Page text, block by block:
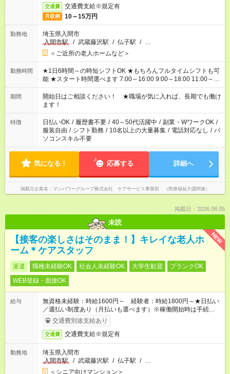
交通費 交通費支給※規定有
月収例 10～15万円
勤務地
埼玉県入間市
入間市駅
/ 武蔵藤沢駅 / 仏子駅 / …
＜ご近所の老人ホームなど＞
勤務時間
★1日6時間～の時短シフトOK ★もちろんフルタイムシフトも可
能 ★スタート時間選べます 7:00～16:00 9:00～18:00 11:00～
20:00 など 残業なし！ ※Wワークの場合、他のお仕事と合わせ
週40時間超の就業はご案内できません ※法令に基づき、週20時
間以上勤務は社会保険への加入対象となります ※労働者派遣法
（日雇い派遣の原則禁止）により、短時間・短期間の就業はご
案内が難しい場合があります
期間
開始日はご相談ください！ ★職場が気に入れば、長期でも働け
ます！
特徴 日払いOK / 履歴書不要 / 40～50代活躍中 / 副業・WワークOK /
服装自由 / シフト勤務 / 10名以上の大量募集 / 電話対応なし / パ
ソコンスキル不要
気になる！ 応募する 詳細へ
掲載元企業名 マンパワーグループ株式会社 ケアサービス事業部 （医療福祉介護関連）
掲載日：2026.08.05
未読
NEW
【接客の楽しさはそのまま！】キレイな老人ホ
ーム＊ケアスタッフ
派遣 職種未経験OK 社会人未経験OK 大学生歓迎
ブランクOK
WEB登録・面接OK
給与
無資格未経験：時給1600円～ 経験者：時給1800円～★日払い
／週払い制度あり（月払いも選べます）※稼働開始時は手続き完
了次第のお支払いとなります。
交通費別途支給あり
交通費 交通費支給※規定有
勤務地
埼玉県入間市
入間市駅
/ 武蔵藤沢駅 / 仏子駅 / …
＜シニア向けマンション＞